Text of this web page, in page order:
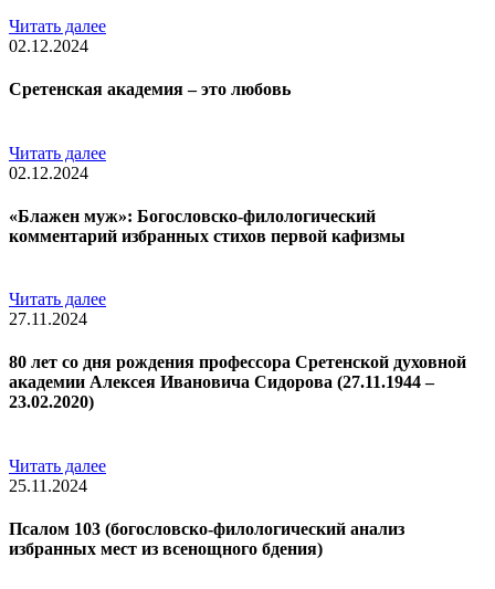
Читать далее
02.12.2024
Сретенская академия – это любовь
Читать далее
02.12.2024
«Блажен муж»: Богословско-филологический
комментарий избранных стихов первой кафизмы
Читать далее
27.11.2024
80 лет со дня рождения профессора Сретенской духовной
академии Алексея Ивановича Сидорова (27.11.1944 –
23.02.2020)
Читать далее
25.11.2024
Псалом 103 (богословско-филологический анализ
избранных мест из всенощного бдения)